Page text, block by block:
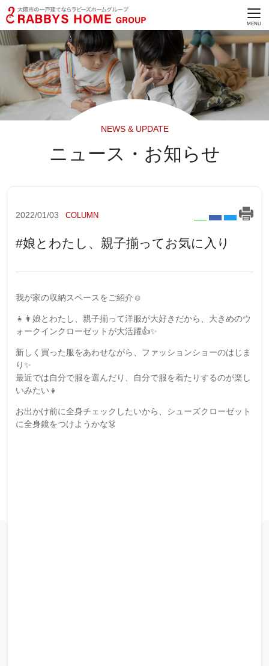
NEWS & UPDATE
ニュース・お知らせ
2022/01/03 COLUMN
#娘とわたし、親子揃ってお気に入り
我が家の収納スペースをご紹介☺️
👧👩娘とわたし、親子揃って洋服が大好きだから、大きめのウ
ォークインクローゼットが大活躍👍✨
新しく買った服をあわせながら、ファッションショーのはじま
り✨
最近では自分で服を選んだり、自分で服を着たりするのが楽し
いみたい👧
お出かけ前に全身チェックしたいから、シューズクローゼット
に全身鏡をつけようかな👗